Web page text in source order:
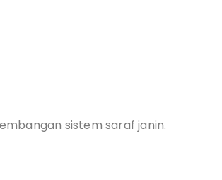
sistem saraf janin.